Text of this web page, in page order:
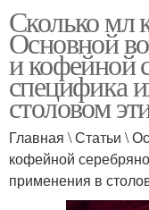
Сколько мл
Основной
и кофейной
специфика
столовом
Главная \ Статьи \
кофейной
применения в